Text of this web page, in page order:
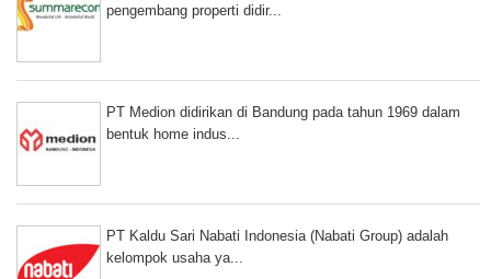
pengembang properti didir...
PT Medion didirikan di Bandung pada tahun 1969 dalam
bentuk home indus...
PT Kaldu Sari Nabati Indonesia (Nabati Group) adalah
kelompok usaha ya...